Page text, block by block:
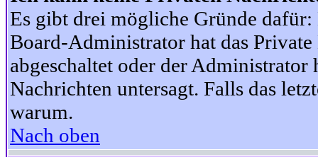
Es gibt drei mögliche Gründe
Board-Administrator hat das
abgeschaltet oder der
Nachrichten untersagt. Falls das
warum.
Nach oben